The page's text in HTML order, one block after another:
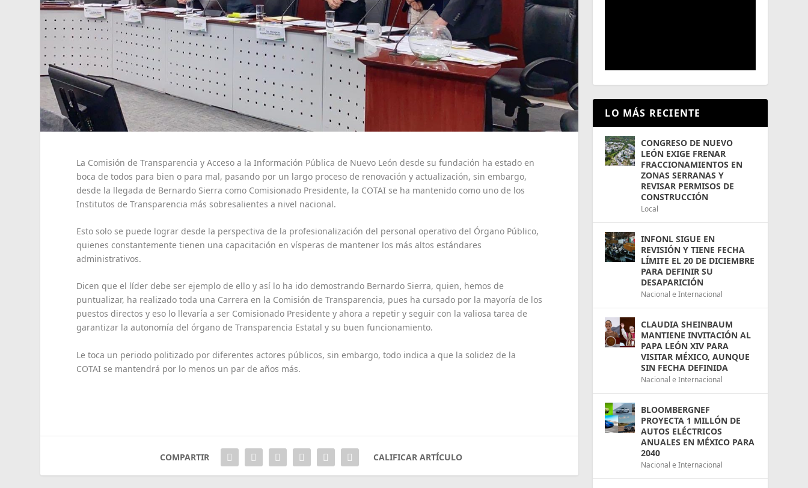
La Comisión de Transparencia y Acceso a la Información Pública de Nuevo León desde su fundación ha estado en
boca de todos para bien o para mal, pasando por un largo proceso de renovación y actualización, sin embargo,
desde la llegada de Bernardo Sierra como Comisionado Presidente, la COTAI se ha mantenido como uno de los
Institutos de Transparencia más sobresalientes a nivel nacional.
Esto solo se puede lograr desde la perspectiva de la profesionalización del personal operativo del Órgano Público,
quienes constantemente tienen una capacitación en vísperas de mantener los más altos estándares
administrativos.
Dicen que el líder debe ser ejemplo de ello y así lo ha ido demostrando Bernardo Sierra, quien, hemos de
puntualizar, ha realizado toda una Carrera en la Comisión de Transparencia, pues ha cursado por la mayoría de los
puestos directos y eso lo llevaría a ser Comisionado Presidente y ahora a repetir y seguir con la valiosa tarea de
garantizar la autonomía del órgano de Transparencia Estatal y su buen funcionamiento.
Le toca un periodo politizado por diferentes actores públicos, sin embargo, todo indica a que la solidez de la
COTAI se mantendrá por lo menos un par de años más.
COMPARTIR CALIFICAR ARTÍCULO
LO MÁS RECIENTE
CONGRESO DE NUEVO
LEÓN EXIGE FRENAR
FRACCIONAMIENTOS EN
ZONAS SERRANAS Y
REVISAR PERMISOS DE
CONSTRUCCIÓN
Local
INFONL SIGUE EN
REVISIÓN Y TIENE FECHA
LÍMITE EL 20 DE DICIEMBRE
PARA DEFINIR SU
DESAPARICIÓN
Nacional e Internacional
CLAUDIA SHEINBAUM
MANTIENE INVITACIÓN AL
PAPA LEÓN XIV PARA
VISITAR MÉXICO, AUNQUE
SIN FECHA DEFINIDA
Nacional e Internacional
BLOOMBERGNEF
PROYECTA 1 MILLÓN DE
AUTOS ELÉCTRICOS
ANUALES EN MÉXICO PARA
2040
Nacional e Internacional